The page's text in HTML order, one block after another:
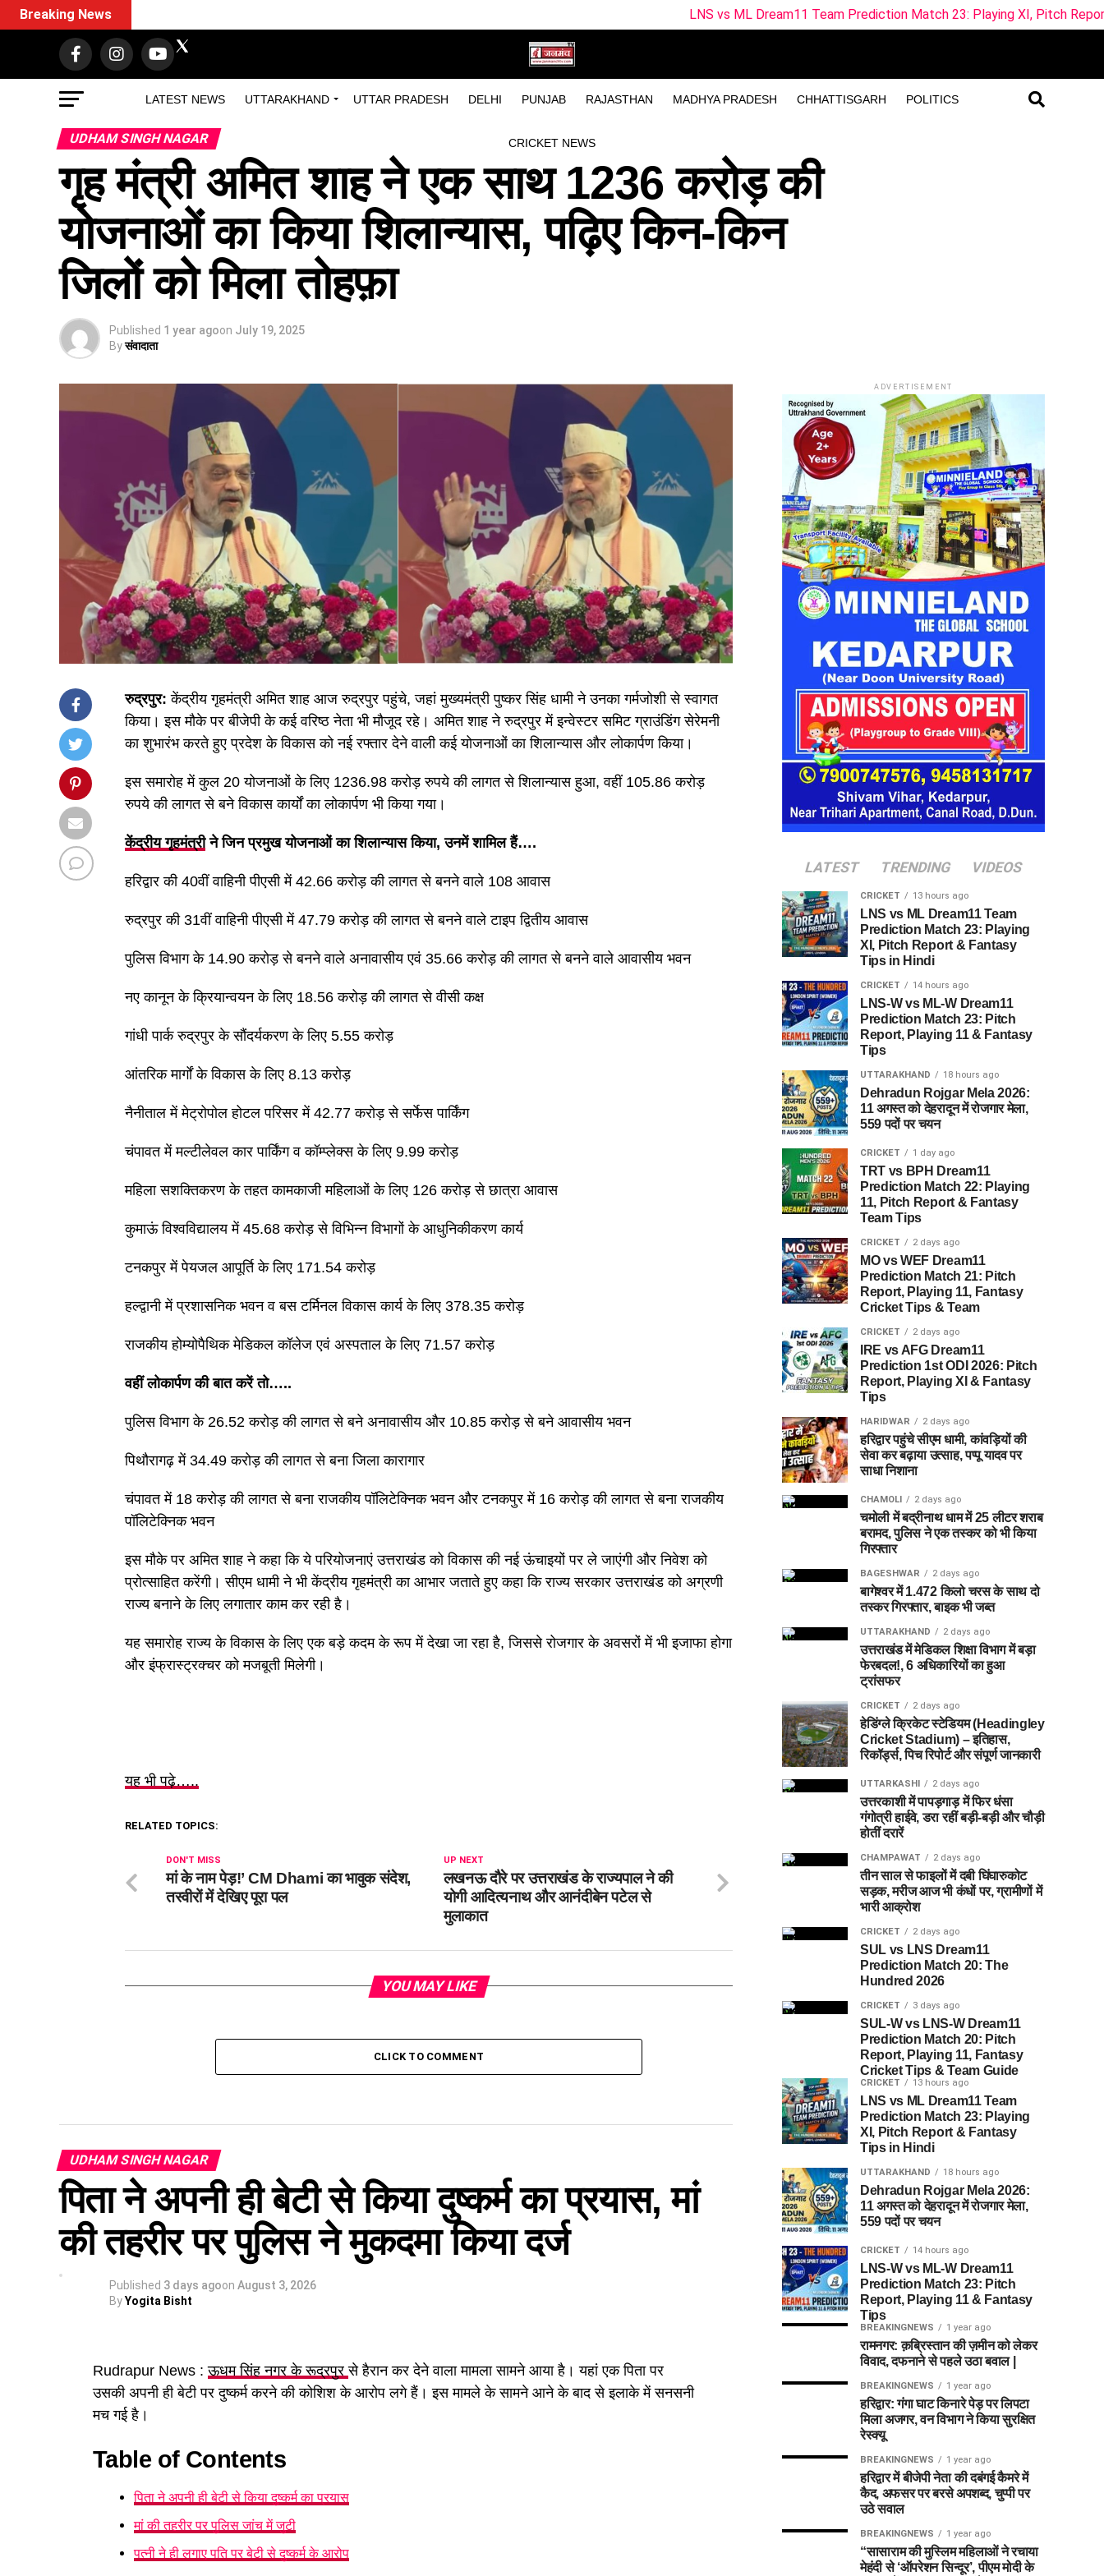
LATEST NEWS UTTARAKHAND UTTAR PRADESH DELHI PUNJAB RAJASTHAN MADHYA PRADESH CHHATTISGARH POLITICS
CRICKET NEWS
Breaking News LNS vs ML Dream11 Team Prediction Match 23: Playing XI, Pitch Report & Fantasy
UDHAM SINGH NAGAR
गृह मंत्री अमित शाह ने एक साथ 1236 करोड़ की
योजनाओं का किया शिलान्यास, पढ़िए किन-किन
जिलों को मिला तोहफ़ा
Published 1 year agoon July 19, 2025
Byसंवादाता
रुद्रपुर: केंद्रीय गृहमंत्री अमित शाह आज रुद्रपुर पहुंचे, जहां मुख्यमंत्री पुष्कर सिंह धामी ने उनका गर्मजोशी से स्वागत
किया। इस मौके पर बीजेपी के कई वरिष्ठ नेता भी मौजूद रहे। अमित शाह ने रुद्रपुर में इन्वेस्टर समिट ग्राउंडिंग सेरेमनी
का शुभारंभ करते हुए प्रदेश के विकास को नई रफ्तार देने वाली कई योजनाओं का शिलान्यास और लोकार्पण किया।
इस समारोह में कुल 20 योजनाओं के लिए 1236.98 करोड़ रुपये की लागत से शिलान्यास हुआ, वहीं 105.86 करोड़
रुपये की लागत से बने विकास कार्यों का लोकार्पण भी किया गया।
केंद्रीय गृहमंत्रीने जिन प्रमुख योजनाओं का शिलान्यास किया, उनमें शामिल हैं….
हरिद्वार की 40वीं वाहिनी पीएसी में 42.66 करोड़ की लागत से बनने वाले 108 आवास
रुद्रपुर की 31वीं वाहिनी पीएसी में 47.79 करोड़ की लागत से बनने वाले टाइप द्वितीय आवास
पुलिस विभाग के 14.90 करोड़ से बनने वाले अनावासीय एवं 35.66 करोड़ की लागत से बनने वाले आवासीय भवन
नए कानून के क्रियान्वयन के लिए 18.56 करोड़ की लागत से वीसी कक्ष
गांधी पार्क रुद्रपुर के सौंदर्यकरण के लिए 5.55 करोड़
आंतरिक मार्गों के विकास के लिए 8.13 करोड़
नैनीताल में मेट्रोपोल होटल परिसर में 42.77 करोड़ से सर्फेस पार्किंग
चंपावत में मल्टीलेवल कार पार्किंग व कॉम्प्लेक्स के लिए 9.99 करोड़
महिला सशक्तिकरण के तहत कामकाजी महिलाओं के लिए 126 करोड़ से छात्रा आवास
कुमाऊं विश्वविद्यालय में 45.68 करोड़ से विभिन्न विभागों के आधुनिकीकरण कार्य
टनकपुर में पेयजल आपूर्ति के लिए 171.54 करोड़
हल्द्वानी में प्रशासनिक भवन व बस टर्मिनल विकास कार्य के लिए 378.35 करोड़
राजकीय होम्योपैथिक मेडिकल कॉलेज एवं अस्पताल के लिए 71.57 करोड़
वहीं लोकार्पण की बात करें तो…..
पुलिस विभाग के 26.52 करोड़ की लागत से बने अनावासीय और 10.85 करोड़ से बने आवासीय भवन
पिथौरागढ़ में 34.49 करोड़ की लागत से बना जिला कारागार
चंपावत में 18 करोड़ की लागत से बना राजकीय पॉलिटेक्निक भवन और टनकपुर में 16 करोड़ की लागत से बना राजकीय
पॉलिटेक्निक भवन
इस मौके पर अमित शाह ने कहा कि ये परियोजनाएं उत्तराखंड को विकास की नई ऊंचाइयों पर ले जाएंगी और निवेश को
प्रोत्साहित करेंगी। सीएम धामी ने भी केंद्रीय गृहमंत्री का आभार जताते हुए कहा कि राज्य सरकार उत्तराखंड को अग्रणी
राज्य बनाने के लिए लगातार काम कर रही है।
यह समारोह राज्य के विकास के लिए एक बड़े कदम के रूप में देखा जा रहा है, जिससे रोजगार के अवसरों में भी इजाफा होगा
और इंफ्रास्ट्रक्चर को मजबूती मिलेगी।
यह भी पढ़े…..
RELATED TOPICS:
UP NEXT
लखनऊ दौरे पर उत्तराखंड के राज्यपाल ने की
योगी आदित्यनाथ और आनंदीबेन पटेल से
मुलाकात
DON'T MISS
मां के नाम पेड़!’ CM Dhami का भावुक संदेश,
तस्वीरों में देखिए पूरा पल
YOU MAY LIKE
CLICK TO COMMENT
UDHAM SINGH NAGAR
पिता ने अपनी ही बेटी से किया दुष्कर्म का प्रयास, मां
की तहरीर पर पुलिस ने मुकदमा किया दर्ज
Published 3 days agoon August 3, 2026
ByYogita Bisht
Rudrapur News :ऊधम सिंह नगर के रूद्रपुरसे हैरान कर देने वाला मामला सामने आया है। यहां एक पिता पर
उसकी अपनी ही बेटी पर दुष्कर्म करने की कोशिश के आरोप लगे हैं। इस मामले के सामने आने के बाद से इलाके में सनसनी
मच गई है।
Table of Contents
पिता ने अपनी ही बेटी से किया दुष्कर्म का प्रयास
मां की तहरीर पर पुलिस जांच में जुटी
पत्नी ने ही लगाए पति पर बेटी से दुष्कर्म के आरोप
ADVERTISEMENT
LATEST TRENDING VIDEOS
CRICKET 13 hours ago
LNS vs ML Dream11 Team
Prediction Match 23: Playing
XI, Pitch Report & Fantasy
Tips in Hindi
CRICKET 14 hours ago
LNS-W vs ML-W Dream11
Prediction Match 23: Pitch
Report, Playing 11 & Fantasy
Tips
UTTARAKHAND 18 hours ago
Dehradun Rojgar Mela 2026:
11 अगस्त को देहरादून में रोजगार मेला,
559 पदों पर चयन
CRICKET 1 day ago
TRT vs BPH Dream11
Prediction Match 22: Playing
11, Pitch Report & Fantasy
Team Tips
CRICKET 2 days ago
MO vs WEF Dream11
Prediction Match 21: Pitch
Report, Playing 11, Fantasy
Cricket Tips & Team
CRICKET 2 days ago
IRE vs AFG Dream11
Prediction 1st ODI 2026: Pitch
Report, Playing XI & Fantasy
Tips
HARIDWAR 2 days ago
हरिद्वार पहुंचे सीएम धामी, कांवड़ियों की
सेवा कर बढ़ाया उत्साह, पप्पू यादव पर
साधा निशाना
CHAMOLI 2 days ago
चमोली में बद्रीनाथ धाम में 25 लीटर शराब
बरामद, पुलिस ने एक तस्कर को भी किया
गिरफ्तार
BAGESHWAR 2 days ago
बागेश्वर में 1.472 किलो चरस के साथ दो
तस्कर गिरफ्तार, बाइक भी जब्त
UTTARAKHAND 2 days ago
उत्तराखंड में मेडिकल शिक्षा विभाग में बड़ा
फेरबदल!, 6 अधिकारियों का हुआ
ट्रांसफर
CRICKET 2 days ago
हेडिंग्ले क्रिकेट स्टेडियम (Headingley
Cricket Stadium) – इतिहास,
रिकॉर्ड्स, पिच रिपोर्ट और संपूर्ण जानकारी
UTTARKASHI 2 days ago
उत्तरकाशी में पापड़गाड़ में फिर धंसा
गंगोत्री हाईवे, डरा रहीं बड़ी-बड़ी और चौड़ी
होतीं दरारें
CHAMPAWAT 2 days ago
तीन साल से फाइलों में दबी घिंघारुकोट
सड़क, मरीज आज भी कंधों पर, ग्रामीणों में
भारी आक्रोश
CRICKET 2 days ago
SUL vs LNS Dream11
Prediction Match 20: The
Hundred 2026
CRICKET 3 days ago
SUL-W vs LNS-W Dream11
Prediction Match 20: Pitch
Report, Playing 11, Fantasy
Cricket Tips & Team Guide
CRICKET 13 hours ago
LNS vs ML Dream11 Team
Prediction Match 23: Playing
XI, Pitch Report & Fantasy
Tips in Hindi
UTTARAKHAND 18 hours ago
Dehradun Rojgar Mela 2026:
11 अगस्त को देहरादून में रोजगार मेला,
559 पदों पर चयन
CRICKET 14 hours ago
LNS-W vs ML-W Dream11
Prediction Match 23: Pitch
Report, Playing 11 & Fantasy
Tips
BREAKINGNEWS 1 year ago
रामनगर: क़ब्रिस्तान की ज़मीन को लेकर
विवाद, दफनाने से पहले उठा बवाल |
BREAKINGNEWS 1 year ago
हरिद्वार: गंगा घाट किनारे पेड़ पर लिपटा
मिला अजगर, वन विभाग ने किया सुरक्षित
रेस्क्यू
BREAKINGNEWS 1 year ago
हरिद्वार में बीजेपी नेता की दबंगई कैमरे में
कैद, अफसर पर बरसे अपशब्द, चुप्पी पर
उठे सवाल
BREAKINGNEWS 1 year ago
“सासाराम की मुस्लिम महिलाओं ने रचाया
मेहंदी से ‘ऑपरेशन सिन्दूर’, पीएम मोदी के